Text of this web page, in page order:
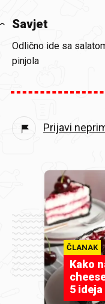
Savjet
Odlično ide sa
pinjola
Prijavi
ČLANAK
Kako
5 ideja